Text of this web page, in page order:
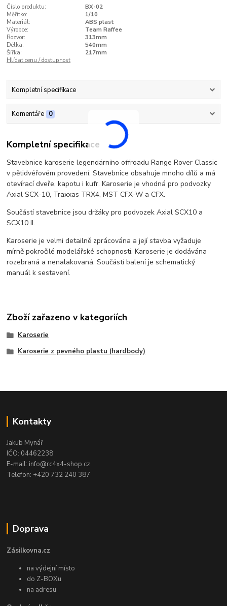
Číslo produktu:
BX-02
Měřítko:
1/10
Materiál:
ABS plast
Výrobce:
Team Raffee
Rozvor:
313mm
Délka:
540mm
Šířka:
217mm
Hlídat cenu / dostupnost
Kompletní specifikace
Komentáře 0
Kompletní specifikace
Stavebnice karoserie legendárního offroadu Range Rover Classic
v pětidvéřovém provedení. Stavebnice obsahuje mnoho dílů a má
otevírací dveře, kapotu i kufr. Karoserie je vhodná pro podvozky
Axial SCX-10, Traxxas TRX4, MST CFX-W a CFX.
Součástí stavebnice jsou držáky pro podvozek Axial SCX10 a
SCX10 II.
Karoserie je velmi detailně zprácována a její stavba vyžaduje
mírně pokročilé modelářské schopnosti. Karoserie je dodávána
rozebraná a nenalakovaná. Součástí balení je schematický
manuál k sestavení.
Zboží zařazeno v kategoriích
Karoserie
Karoserie z pevného plastu (hardbody)
Kontakty
Jakub Mynář
IČO: 04462238
E-mail: info@rc4x4-shop.cz
Telefon: +420 732 240 387
Doprava
Zásilkovna.cz
na výdejní místo
do Z-BOXu
na adresu